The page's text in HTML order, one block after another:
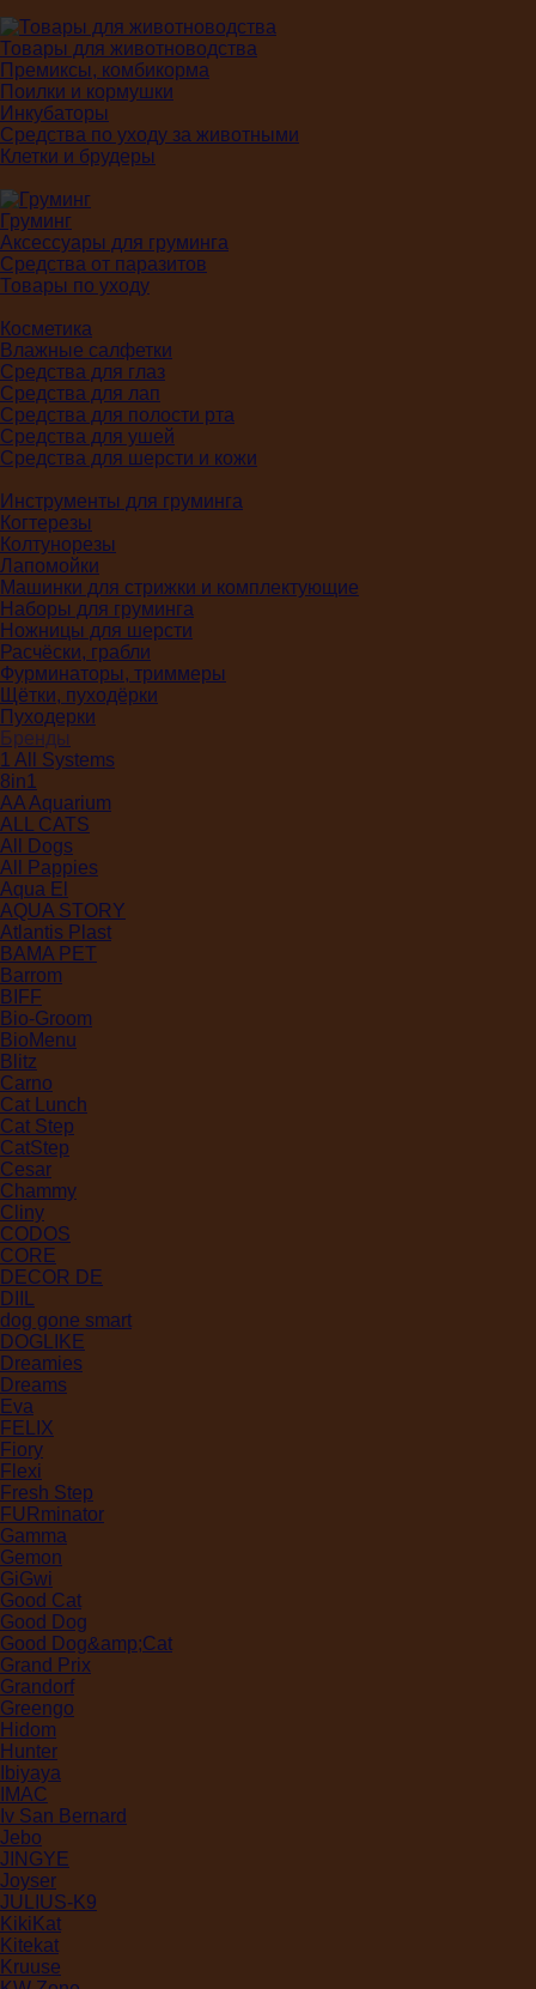
Товары для животноводства
Премиксы, комбикорма
Поилки и кормушки
Инкубаторы
Средства по уходу за животными
Клетки и брудеры
Груминг
Аксессуары для груминга
Средства от паразитов
Товары по уходу
Косметика
Влажные салфетки
Средства для глаз
Средства для лап
Средства для полости рта
Средства для ушей
Средства для шерсти и кожи
Инструменты для груминга
Когтерезы
Колтунорезы
Лапомойки
Машинки для стрижки и комплектующие
Наборы для груминга
Ножницы для шерсти
Расчёски, грабли
Фурминаторы, триммеры
Щётки, пуходёрки
Пуходерки
Бренды
1 All Systems
8in1
AA Aquarium
ALL CATS
All Dogs
All Pappies
Aqua El
AQUA STORY
Atlantis Plast
BAMA PET
Barrom
BIFF
Bio-Groom
BioMenu
Blitz
Carno
Cat Lunch
Cat Step
CatStep
Cesar
Chammy
Cliny
CODOS
CORE
DECOR DE
DIIL
dog gone smart
DOGLIKE
Dreamies
Dreams
Eva
FELIX
Fiory
Flexi
Fresh Step
FURminator
Gamma
Gemon
GiGwi
Good Cat
Good Dog
Good Dog&amp;Cat
Grand Prix
Grandorf
Greengo
Hidom
Hunter
Ibiyaya
IMAC
Iv San Bernard
Jebo
JINGYE
Joyser
JULIUS-K9
KikiKat
Kitekat
Kruuse